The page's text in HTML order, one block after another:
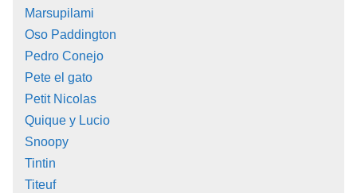
Marsupilami
Oso Paddington
Pedro Conejo
Pete el gato
Petit Nicolas
Quique y Lucio
Snoopy
Tintin
Titeuf